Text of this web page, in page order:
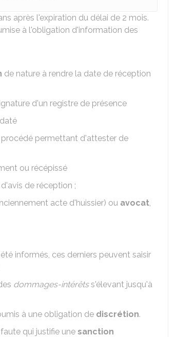
après l'expiration du délai de 2 mois.
à l'obligation d'information des
de nature à rendre la date de réception
d'un registre de présence
procédé permettant d'attester de
ou récépissé
de réception ;
acte d'huissier) ou avocat,
informés, ces derniers peuvent saisir
dommages-intérêtss'élevant jusqu'à
à une obligation de discrétion.
qui justifie une sanction